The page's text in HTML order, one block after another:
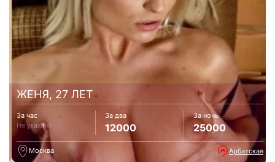
ЖЕНЯ, 27 ЛЕТ
За час
Не указано
За два
12000
За ночь
25000
Москва Арбатская